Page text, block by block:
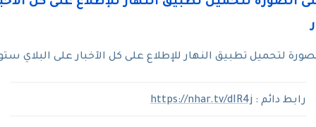
لتحميل تطبيق النهار للإطلاع على كل الآخبار على البلاي
رابط دائم : https://nhar.tv/dIR4j